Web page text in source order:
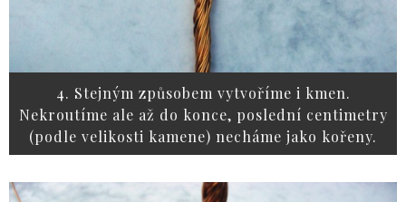
4. Stejným způsobem vytvoříme i kmen.
Nekroutíme ale až do konce, poslední centimetry
(podle velikosti kamene) necháme jako kořeny.